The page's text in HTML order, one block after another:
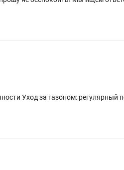
Уход за газоном: